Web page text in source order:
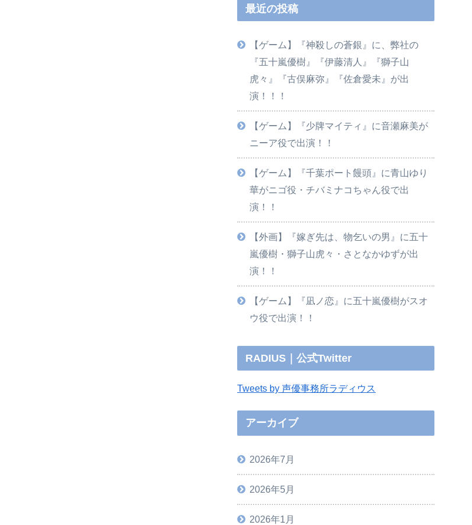
最近の投稿
【ゲーム】『神殺しの蒼銀』に、弊社の
『五十嵐優樹』『伊藤清人』『獅子山
虎々』『古俣麻弥』『佐倉愛未』が出
演！！！
【ゲーム】『少牌マイティ』に音瀬麻美が
ニーア役で出演！！
【ゲーム】『千葉ポート饅頭』に青山ゆり
華がニゴ役・チバミナコちゃん役で出
演！！
【外画】『嫁ぎ先は、物乞いの男』に五十
嵐優樹・獅子山虎々・さとなかゆずが出
演！！
【ゲーム】『凪ノ恋』に五十嵐優樹がスオ
ウ役で出演！！
RADIUS｜公式Twitter
Tweets by 声優事務所ラディウス
アーカイブ
2026年7月
2026年5月
2026年1月